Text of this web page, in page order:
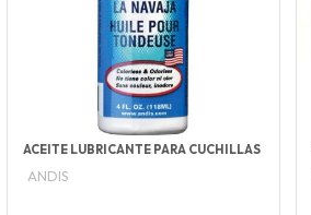
ACEITE LUBRICANTE PARA CUCHILLAS
ANDIS